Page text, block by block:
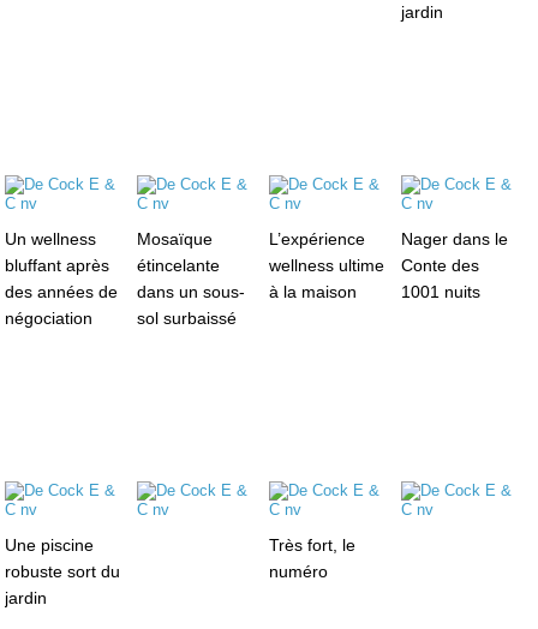
jardin
Un wellness
bluffant après
des années de
négociation
Mosaïque
étincelante
dans un sous-
sol surbaissé
L’expérience
wellness ultime
à la maison
Nager dans le
Conte des
1001 nuits
Une piscine
robuste sort du
jardin
Très fort, le
numéro